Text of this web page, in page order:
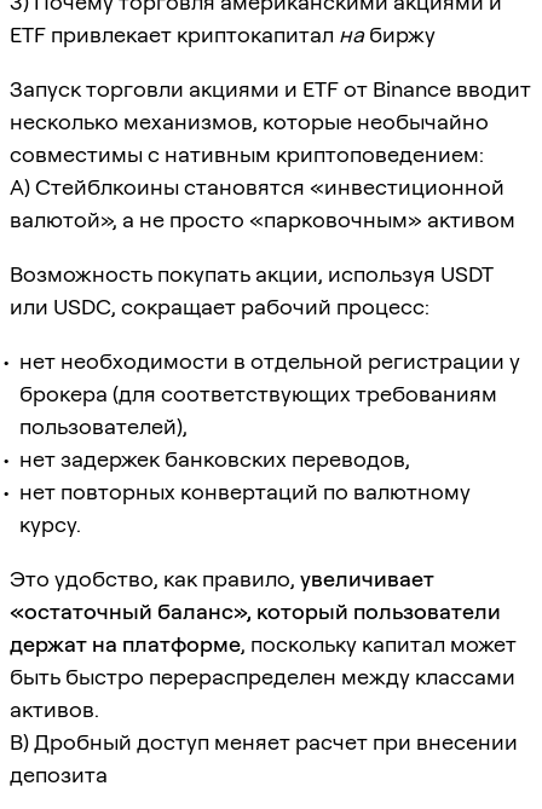
ETF привлекает криптокапитал набиржу
Запуск торговли акциями и ETF от Binance вводит
несколько механизмов, которые необычайно
совместимы с нативным криптоповедением:
A) Стейблкоины становятся «инвестиционной
валютой», а не просто «парковочным» активом
Возможность покупать акции, используя USDT
или USDC, сокращает рабочий процесс:
нет необходимости в отдельной регистрации у
брокера (для соответствующих требованиям
пользователей),
нет задержек банковских переводов,
нет повторных конвертаций по валютному
курсу.
Это удобство, как правило, увеличивает
«остаточный баланс», который пользователи
держат на платформе, поскольку капитал может
быть быстро перераспределен между классами
активов.
B) Дробный доступ меняет расчет при внесении
депозита